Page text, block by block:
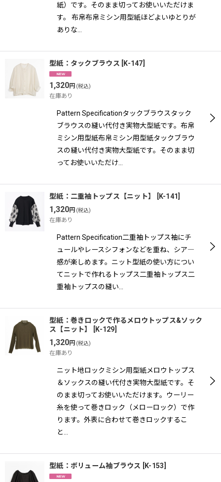
紙）です。そのまま切ってお使いいただけま
す。 布帛布帛ミシン用型紙ほどよいゆとりが
ありな…
型紙：タックブラウス [K-147]
1,320円 (税込)
在庫あり
Pattern Specificationタックブラウスタック
ブラウスの縫い代付き実物大型紙です。布帛
ミシン用型紙布帛ミシン用型紙タックブラウ
スの縫い代付き実物大型紙です。そのまま切
ってお使いいただけ…
型紙：二重袖トップス【ニット】 [K-141]
1,320円 (税込)
在庫あり
Pattern Specification二重袖トップス袖にチ
ュールやレースシフォンなどを重ね、シア―
感が楽しめます。ニット型紙の使い方につい
てニットで作れるトップス二重袖トップス二
重袖トップスの縫い…
型紙：巻きロックで作るメロウトップス&ソック
ス【ニット】
[K-129]
1,320円 (税込)
在庫あり
ニット地ロックミシン用型紙メロウトップス
＆ソックスの縫い代付き実物大型紙です。そ
のまま切ってお使いいただけます。ウーリー
糸を使って巻きロック（メローロック）で作
ります。外表に合わせて巻きロックするこ
と…
型紙：ボリューム袖ブラウス [K-153]